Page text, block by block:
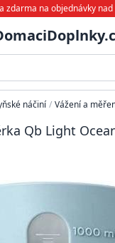
zdarma na objednávky nad
náčiní / Vážení a
Qb Light